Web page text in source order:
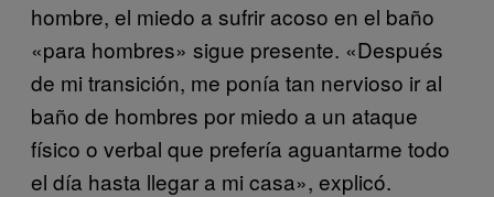
hombre, el miedo a sufrir acoso en el baño
«para hombres» sigue presente. «Después
de mi transición, me ponía tan nervioso ir al
baño de hombres por miedo a un ataque
físico o verbal que prefería aguantarme todo
el día hasta llegar a mi casa», explicó.